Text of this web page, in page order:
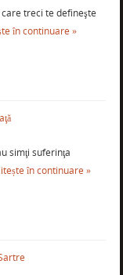
treci te defineşte
în continuare »
simţi suferinţa
în continuare »